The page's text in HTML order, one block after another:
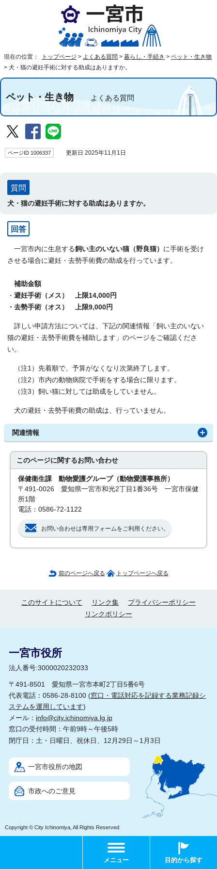
現在の位置： トップページ > よくある質問 > 暮らし・手続き > ペット・生き物
> 犬・猫の避妊手術に対する助成はありますか。
ペット・生き物 よくある質問
ページID 1006337 更新日 2025年11月1日
質問
犬・猫の避妊手術に対する助成はありますか。
回答
一宮市内に生息する飼い主のいない猫（野良猫） に手術を受け
させる場合に避妊・去勢手術費の助成を行っています。
補助金額
・ 避妊手術（メス） 上限14,000円
・去勢手術（オス） 上限9,000円
詳しい申請方法については、下記の関連情報「飼い主のいない
猫の避妊・去勢手術費を補助します」のページをご確認くださ
い。
（注1）先着順で、予算がなくなり次第終了します。
（注2）市内の動物病院で手術をする場合に限ります。
（注3）飼い猫に対しては助成をしていません。
犬の避妊・去勢手術費の助成は、行っていません。
関連情報
このページに関するお問い合わせ
保健衛生課 動物愛護グループ（動物愛護事務所）
〒491-0026 愛知県一宮市和光2丁目1番36号 一宮市保健
所1階
電話：0586-72-1122
お問い合わせは専用フォームをご利用ください。
前のページへ戻る トップページへ戻る
メニュー 目的から探す
このサイトについて リンク集
プライバシーポリシー
リンクポリシー
一宮市役所
法人番号:3000020232033
〒491-8501 愛知県一宮市本町2丁目5番6号
代表電話：0586-28-8100 (窓口・電話対応を記録する業務記録シ
ステムを運用しています)
メール： info@city.ichinomiya.lg.jp
窓口の受付時間：午前9時～午後5時
閉庁日：土・日曜日、祝休日、12月29日～1月3日
一宮市役所の地図
市政へのご意見
Copyright © City Ichinomiya, All Rights Reserved.